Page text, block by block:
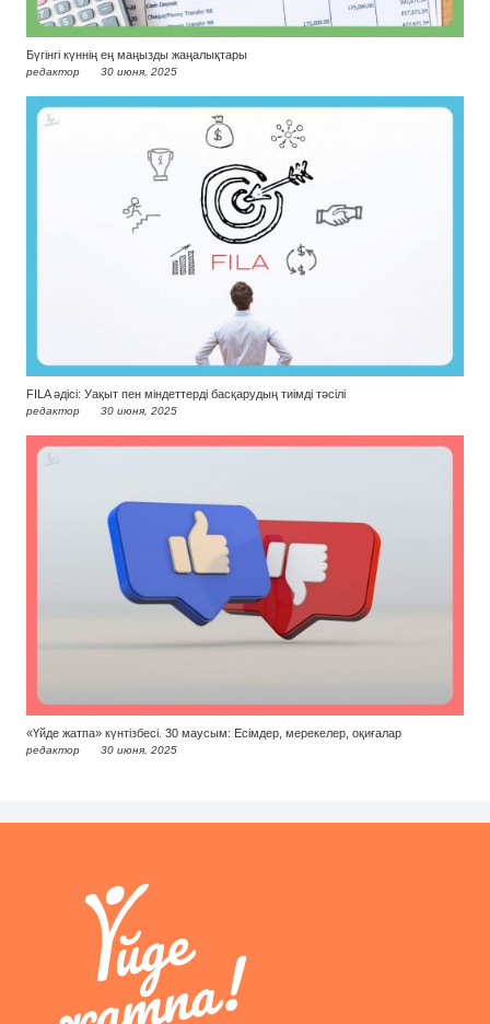
Бүгінгі күннің ең маңызды жаңалықтары
редактор 30 июня, 2025
FILA әдісі: Уақыт пен міндеттерді басқарудың тиімді тәсілі
редактор 30 июня, 2025
«Үйде жатпа» күнтізбесі. 30 маусым: Есімдер, мерекелер, оқиғалар
редактор 30 июня, 2025